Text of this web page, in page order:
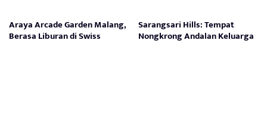
Araya Arcade Garden Malang,
Berasa Liburan di Swiss
Sarangsari Hills: Tempat
Nongkrong Andalan Keluarga